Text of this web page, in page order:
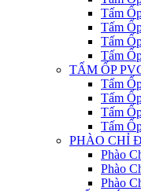
Tấm
Tấm
Tấm
Tấm
TẤM ỐP
Tấm
Tấm
Tấm
Tấm
PHÀO CHỈ
Phào
Phào
Phào